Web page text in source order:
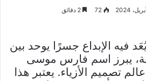
72
فيه الإبداع جسرًا يوحد بين
يبرز اسم فارس موسى
تصميم الأزياء. يعتبر هذا